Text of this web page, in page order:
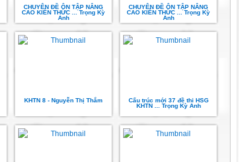
CHUYÊN ĐỀ ÔN TẬP NÂNG
CAO KIẾN THỨC ... Trọng Kỳ
Anh
CHUYÊN ĐỀ ÔN TẬP NÂNG
CAO KIẾN THỨC ... Trọng Kỳ
Anh
KHTN 8 - Nguyễn Thị Thắm
Cấu trúc mới 37 đề thi HSG
KHTN ... Trọng Kỳ Anh